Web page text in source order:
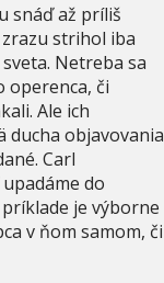
snáď až príliš
strihol iba
Netreba sa
operenca, či
Ale ich
ducha objavovania
Carl
do
je výborne
v ňom samom, či